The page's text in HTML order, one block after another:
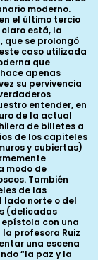
moderno.
el último tercio
claro está, la
se prolongó
caso utilizada
que
apenas
su pervivencia
entender, en
de la actual
de billetes a
de los capiteles
y cubiertas)
modo de
También
de las
lado norte o del
(delicadas
con una
profesora Ruiz
una escena
“la paz y la